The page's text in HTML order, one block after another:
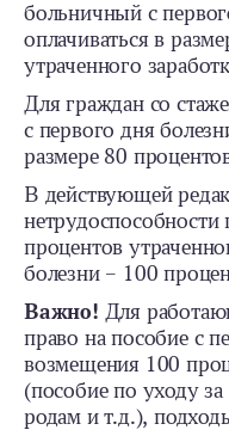
больничный с
оплачиваться в
утраченного
Для граждан со
с первого дня
размере 80
В действующей
процентов
болезни – 100
Важно! Для
право на пособие с
возмещения 100
(пособие по уходу
родам и т.д.),